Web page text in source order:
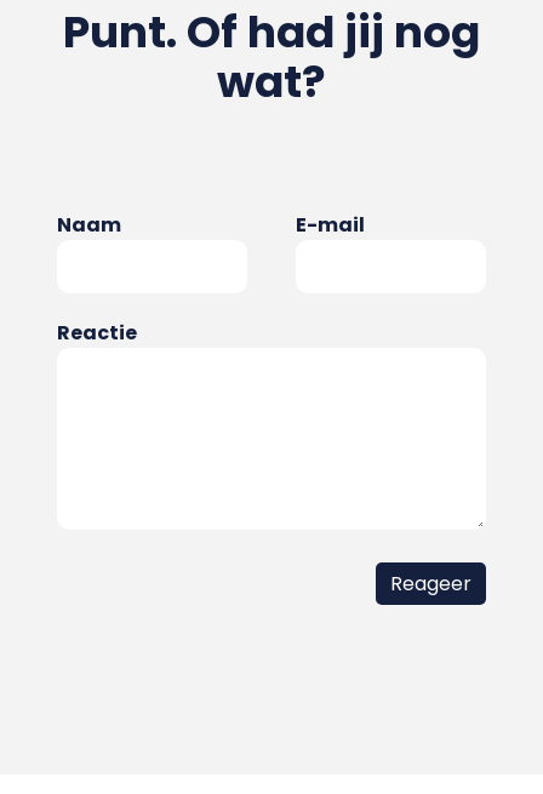
Punt. Of had jij nog
wat?
Naam E-mail
Reactie